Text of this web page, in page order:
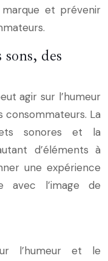
et prévenir
des
agir sur l’humeur
La
sonores et la
d’éléments à
une expérience
avec l’image de
l’humeur et le